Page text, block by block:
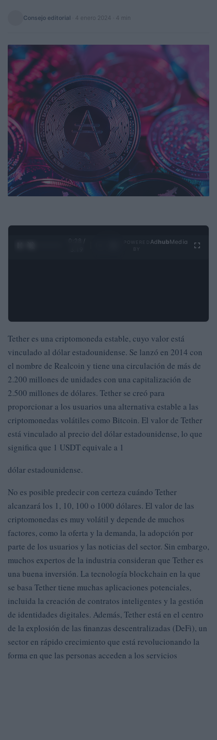
Consejo editorial 4 enero 2024 · 4 min
0:29 /
Ad hubMedia
Tether es una criptomoneda estable, cuyo valor está
vinculado al dólar estadounidense. Se lanzó en 2014 con
el nombre de Realcoin y tiene una circulación de más de
2.200 millones de unidades con una capitalización de
2.500 millones de dólares. Tether se creó para
proporcionar a los usuarios una alternativa estable a las
criptomonedas volátiles como Bitcoin. El valor de Tether
está vinculado al precio del dólar estadounidense, lo que
significa que 1 USDT equivale a 1
dólar estadounidense.
No es posible predecir con certeza cuándo Tether
alcanzará los 1, 10, 100 o 1000 dólares. El valor de las
criptomonedas es muy volátil y depende de muchos
factores, como la oferta y la demanda, la adopción por
parte de los usuarios y las noticias del sector. Sin embargo,
muchos expertos de la industria consideran que Tether es
una buena inversión. La tecnología blockchain en la que
se basa Tether tiene muchas aplicaciones potenciales,
incluida la creación de contratos inteligentes y la gestión
de identidades digitales. Además, Tether está en el centro
de la explosión de las finanzas descentralizadas (DeFi), un
sector en rápido crecimiento que está revolucionando la
forma en que las personas acceden a los servicios